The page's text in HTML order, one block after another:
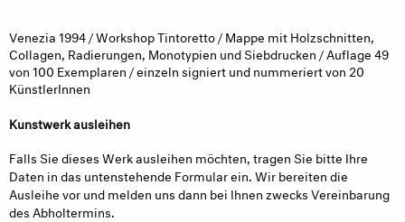
Venezia 1994 / Workshop Tintoretto / Mappe mit Holzschnitten,
Collagen, Radierungen, Monotypien und Siebdrucken / Auflage 49
von 100 Exemplaren / einzeln signiert und nummeriert von 20
KünstlerInnen
Kunstwerk ausleihen
Falls Sie dieses Werk ausleihen möchten, tragen Sie bitte Ihre
Daten in das untenstehende Formular ein. Wir bereiten die
Ausleihe vor und melden uns dann bei Ihnen zwecks Vereinbarung
des Abholtermins.